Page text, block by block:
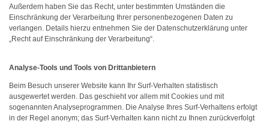
Außerdem haben Sie das Recht, unter bestimmten Umständen die
Einschränkung der Verarbeitung Ihrer personenbezogenen Daten zu
verlangen. Details hierzu entnehmen Sie der Datenschutzerklärung unter
„Recht auf Einschränkung der Verarbeitung“.
Analyse-Tools und Tools von Drittanbietern
Beim Besuch unserer Website kann Ihr Surf-Verhalten statistisch
ausgewertet werden. Das geschieht vor allem mit Cookies und mit
sogenannten Analyseprogrammen. Die Analyse Ihres Surf-Verhaltens erfolgt
in der Regel anonym; das Surf-Verhalten kann nicht zu Ihnen zurückverfolgt